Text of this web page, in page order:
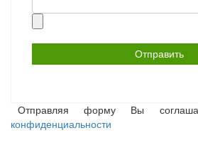
Отправляя форму Вы
конфиденциальности